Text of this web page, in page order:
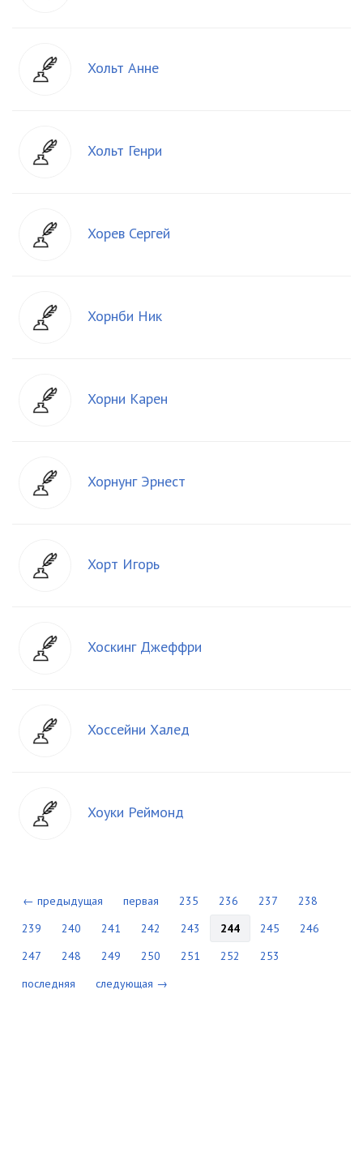
Хольт Анне
Хольт Генри
Хорев Сергей
Хорнби Ник
Хорни Карен
Хорнунг Эрнест
Хорт Игорь
Хоскинг Джеффри
Хоссейни Халед
Хоуки Реймонд
← предыдущая первая 235 236 237
238
239
240 241 242 243 244 245
246
247
248 249 250 251 252
253
последняя
следующая →